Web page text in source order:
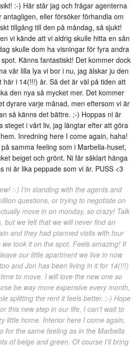
:-) Här står jag och frågar agenterna
antagligen, eller försöker förhandla om
tillgång till den på måndag, så sjukt!
vi kände att vi aldrig skulle hitta en sån
skulle dom ha visningar för fyra andra
Känns fantastiskt! Det kommer dock
vår lilla lya vi bor i nu, jag älskar ju den
här i 14(!!!) år. Så det är väl på tiden att
den nya så mycket mer. Det kommer
dyrare varje månad, men eftersom vi är
så känns det bättre. ;-) Hoppas ni är
steget i vårt liv, jag längtar efter att göra
Inredning here I come again, haha!
samma feeling som i Marbella-huset,
beiget och grönt. Ni får såklart hänga
ni är lika peppade som vi är. PUSS <3
:-) I’m standing with the agents and
questions, or trying to negotiate on
move in on monday, so crazy! Talk
but we felt that we will never find an
and they had planned visits with four
took it on the spot. Feels amazing! It
our little apartment we live in now
and Jon has been living in it for 14(!!!)
to move. I will love the new one so
be way more expensive every month,
splitting the rent it feels better. ;-) Hope
this new step in our life, I can’t wait to
little home. Interior here I come again,
for the same feeling as in the Marbella
of beige and green. Of course I’ll bring